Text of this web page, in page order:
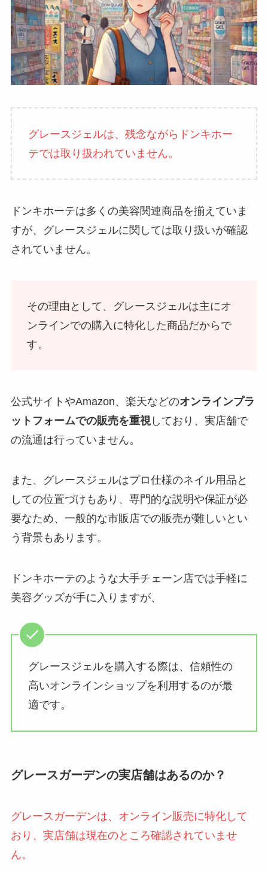
グレースジェルは、残念ながらドンキホー
テでは取り扱われていません。
ドンキホーテは多くの美容関連商品を揃えていま
すが、グレースジェルに関しては取り扱いが確認
されていません。
その理由として、グレースジェルは主にオ
ンラインでの購入に特化した商品だからで
す。
公式サイトやAmazon、楽天などのオンラインプラ
ットフォームでの販売を重視しており、実店舗で
の流通は行っていません。
また、グレースジェルはプロ仕様のネイル用品と
しての位置づけもあり、専門的な説明や保証が必
要なため、一般的な市販店での販売が難しいとい
う背景もあります。
ドンキホーテのような大手チェーン店では手軽に
美容グッズが手に入りますが、
グレースジェルを購入する際は、信頼性の
高いオンラインショップを利用するのが最
適です。
グレースガーデンの実店舗はあるのか？
グレースガーデンは、オンライン販売に特化して
おり、実店舗は現在のところ確認されていませ
ん。